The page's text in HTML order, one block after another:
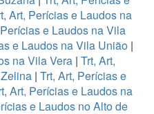
Art, Perícias e Laudos na
e Laudos na Vila
e Laudos na Vila União|
na Vila Vera| Trt, Art,
| Trt, Art, Perícias e
Art, Perícias e Laudos na
e Laudos no Alto de